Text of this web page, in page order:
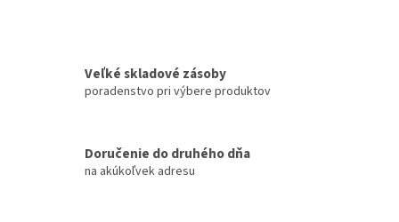
Veľké skladové zásoby
poradenstvo pri výbere produktov
Doručenie do druhého dňa
na akúkoľvek adresu